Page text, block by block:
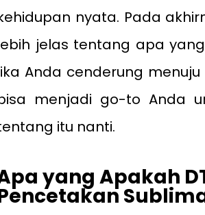
nyata. Pada
jelas tentang apa
Anda cenderung
menjadi go-to Anda
itu nanti.
yang Apakah